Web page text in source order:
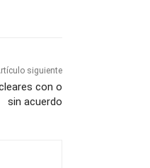
siguiente
con o
sin acuerdo